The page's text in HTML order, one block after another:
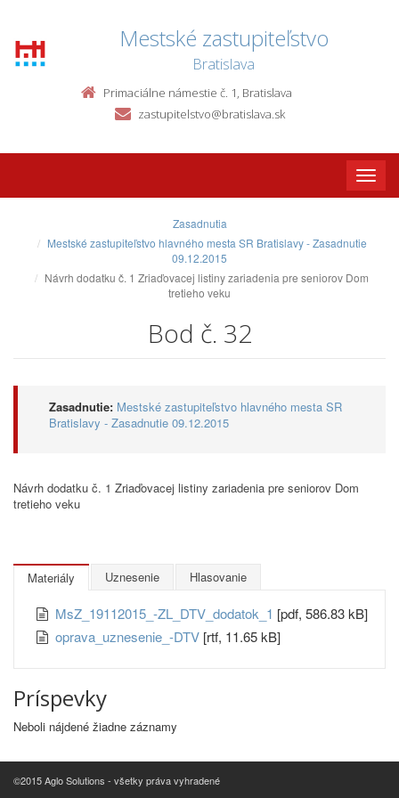
Mestské zastupiteľstvo
Bratislava
Primaciálne námestie č. 1, Bratislava
zastupitelstvo@bratislava.sk
Toggle
Zasadnutia
Mestské zastupiteľstvo hlavného mesta SR Bratislavy - Zasadnutie
09.12.2015
Návrh dodatku č. 1 Zriaďovacej listiny zariadenia pre seniorov Dom
tretieho veku
Bod č. 32
Zasadnutie: Mestské zastupiteľstvo hlavného mesta SR
Bratislavy - Zasadnutie 09.12.2015
Návrh dodatku č. 1 Zriaďovacej listiny zariadenia pre seniorov Dom
tretieho veku
Materiály Uznesenie Hlasovanie
MsZ_19112015_-ZL_DTV_dodatok_1 [pdf, 586.83 kB]
oprava_uznesenie_-DTV [rtf, 11.65 kB]
Príspevky
Neboli nájdené žiadne záznamy
©2015 Aglo Solutions - všetky práva vyhradené